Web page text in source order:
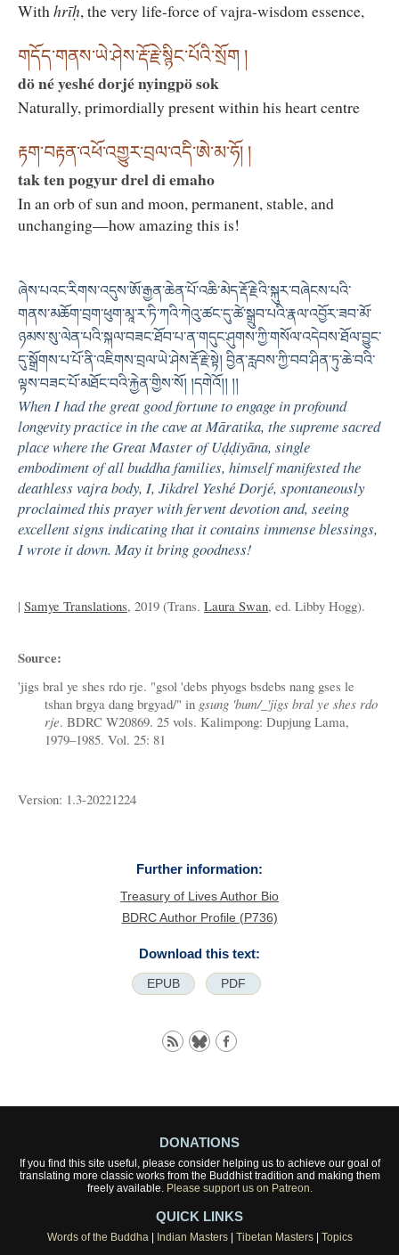
With hrīḥ, the very life-force of vajra-wisdom essence,
གདོད་གནས་ཡེ་ཤེས་རྡོ་རྗེ་སྙིང་པོའི་སྲོག །
dö né yeshé dorjé nyingpö sok
Naturally, primordially present within his heart centre
རྟག་བརྟན་འཕོ་འགྱུར་བྲལ་འདི་ཨེ་མ་ཧོ། །
tak ten pogyur drel di emaho
In an orb of sun and moon, permanent, stable, and
unchanging—how amazing this is!
ཞེས་པའང་རིགས་འདུས་ཨོ་རྒྱན་ཆེན་པོ་འཆི་མེད་རྡོ་རྗེའི་སྐུར་བཞེངས་པའི་
གནས་མཆོག་བྲག་ཕུག་མཱ་ར་ཏི་ཀའི་ཀེའུ་ཚང་དུ་ཚེ་སྒྲུབ་པའི་རྣལ་འབྱོར་ཟབ་མོ་
ཉམས་སུ་ལེན་པའི་སྐལ་བཟང་ཐོབ་པ་ན་གདུང་ཤུགས་ཀྱི་གསོལ་འདེབས་ཐོལ་བྱུང་
དུ་སྒྲོགས་པ་པོ་ནི་འཇིགས་བྲལ་ཡེ་ཤེས་རྡོ་རྗེ་སྟེ། བྱིན་རླབས་ཀྱི་བབ་ཤིན་ཏུ་ཆེ་བའི་
ལྟས་བཟང་པོ་མཐོང་བའི་རྐྱེན་གྱིས་སོ། །དགེའོ།། །།
When I had the great good fortune to engage in profound
longevity practice in the cave at Māratika, the supreme sacred
place where the Great Master of Uḍḍiyāna, single
embodiment of all buddha families, himself manifested the
deathless vajra body, I, Jikdrel Yeshé Dorjé, spontaneously
proclaimed this prayer with fervent devotion and, seeing
excellent signs indicating that it contains immense blessings,
I wrote it down. May it bring goodness!
| Samye Translations, 2019 (Trans. Laura Swan, ed. Libby Hogg).
Source:
'jigs bral ye shes rdo rje. "gsol 'debs phyogs bsdebs nang gses le
tshan brgya dang brgyad/" in gsung 'bum/_'jigs bral ye shes rdo
rje. BDRC W20869. 25 vols. Kalimpong: Dupjung Lama,
1979–1985. Vol. 25: 81
Version: 1.3-20221224
Further information:
Treasury of Lives Author Bio
BDRC Author Profile (P736)
Download this text:
EPUB PDF
DONATIONS
If you find this site useful, please consider helping us to achieve our goal of
translating more classic works from the Buddhist tradition and making them
freely available. Please support us on Patreon.
QUICK LINKS
Words of the Buddha| Indian Masters| Tibetan Masters| Topics